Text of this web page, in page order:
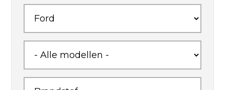
BLOG
WIE ZIJN WIJ
CONTACT